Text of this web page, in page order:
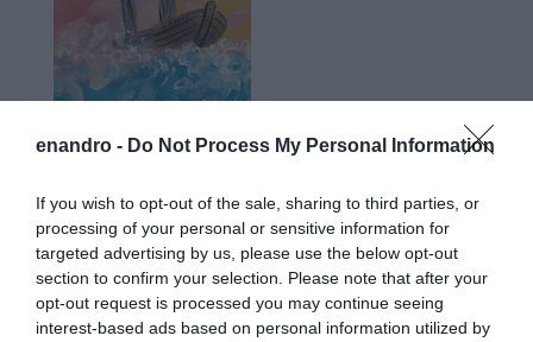
enandro - Do Not Process My Personal Information
If you wish to opt-out of the sale, sharing to third parties, or
processing of your personal or sensitive information for
targeted advertising by us, please use the below opt-out
section to confirm your selection. Please note that after your
opt-out request is processed you may continue seeing
interest-based ads based on personal information utilized by
Προτεινόμενα άρθρα
ΡΑΦΗΝΑ – ΘΕΟΥΤΑ σημειώσατε…